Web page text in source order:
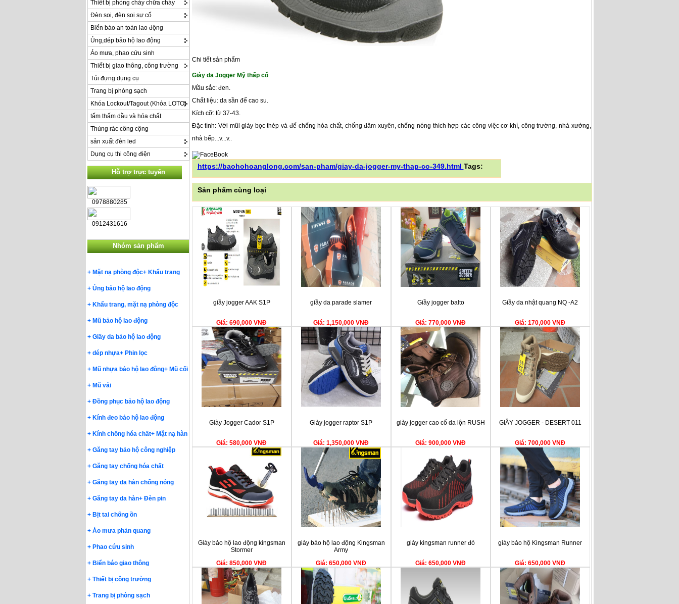
Thiết bị phòng cháy chữa cháy
Đèn soi, đèn soi sự cố
Biển báo an toàn lao động
Ủng,dép bảo hộ lao động
Áo mưa, phao cứu sinh
Thiết bị giao thông, công trường
Túi đựng dụng cụ
Trang bị phòng sạch
Khóa Lockout/Tagout (Khóa LOTO)
tấm thấm dầu và hóa chất
Thùng rác công cộng
sản xuất đèn led
Dụng cụ thi công điện
Hỗ trợ trực tuyến
0978880285
0912431616
Nhóm sản phẩm
+ Mặt nạ phòng độc+ Khẩu trang
+ Ủng bảo hộ lao động
+ Khẩu trang, mặt nạ phòng độc
+ Mũ bảo hộ lao động
+ Giầy da bảo hộ lao động
+ dép nhựa+ Phin lọc
+ Mũ nhựa bảo hộ lao đông+ Mũ cối
+ Mũ vải
+ Đồng phục bảo hộ lao động
+ Kính đeo bảo hộ lao động
+ Kính chống hóa chất+ Mặt nạ hàn
+ Găng tay bảo hộ công nghiệp
+ Găng tay chống hóa chất
+ Găng tay da hàn chống nóng
+ Găng tay da hàn+ Đèn pin
+ Bịt tai chống ồn
+ Áo mưa phản quang
+ Phao cứu sinh
+ Biển báo giao thông
+ Thiết bị công trường
+ Trang bị phòng sạch
Chi tiết sản phẩm
Giày da Jogger Mỹ thấp cổ
Mầu sắc: đen.
Chất liệu: da sần đế cao su.
Kích cỡ: từ 37-43.
Đặc tính: Với mũi giày bọc thép và đế chống hóa chất, chống đâm xuyên, chống nóng thích hợp các công việc cơ khí, công trường, nhà xưởng,
nhà bếp...v...v..
https://baohohoanglong.com/san-pham/giay-da-jogger-my-thap-co-349.html Tags:
Sản phẩm cùng loại
giầy jogger AAK S1P
Giá: 690,000 VNĐ
giầy da parade slamer
Giá: 1,150,000 VNĐ
Giầy jogger balto
Giá: 770,000 VNĐ
Giầy da nhật quang NQ -A2
Giá: 170,000 VNĐ
Giày Jogger Cador S1P
Giá: 580,000 VNĐ
Giày jogger raptor S1P
Giá: 1,350,000 VNĐ
giày jogger cao cổ da lộn RUSH
Giá: 900,000 VNĐ
GIẦY JOGGER - DESERT 011
Giá: 700,000 VNĐ
Giày bảo hộ lao động kingsman
Stormer
Giá: 850,000 VNĐ
giày bảo hộ lao động Kingsman
Army
Giá: 650,000 VNĐ
giày kingsman runner đỏ
Giá: 650,000 VNĐ
giày bảo hộ Kingsman Runner
Giá: 650,000 VNĐ